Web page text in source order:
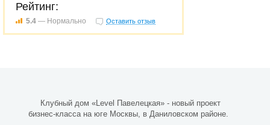
Рейтинг:
5.4 — Нормально Оставить отзыв
Клубный дом «Level Павелецкая» - новый проект
бизнес-класса на юге Москвы, в Даниловском районе.